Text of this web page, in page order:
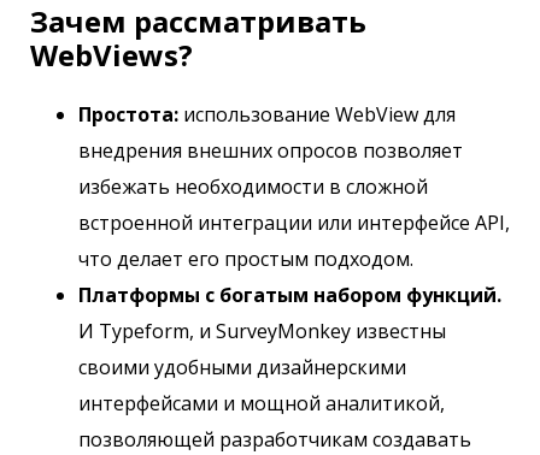
Зачем рассматривать
WebViews?
Простота: использование WebView для
внедрения внешних опросов позволяет
избежать необходимости в сложной
встроенной интеграции или интерфейсе API,
что делает его простым подходом.
Платформы с богатым набором функций.
И Typeform, и SurveyMonkey известны
своими удобными дизайнерскими
интерфейсами и мощной аналитикой,
позволяющей разработчикам создавать